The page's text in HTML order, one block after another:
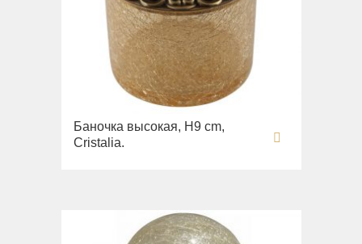
Баночка высокая, H9 cm,
Cristalia.